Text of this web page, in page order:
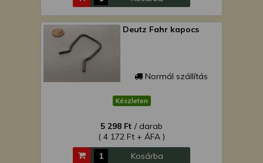
Deutz Fahr kapocs
Normál szállítás
Készleten
5 298 Ft / darab
( 4 172 Ft + ÁFA )
Kosárba